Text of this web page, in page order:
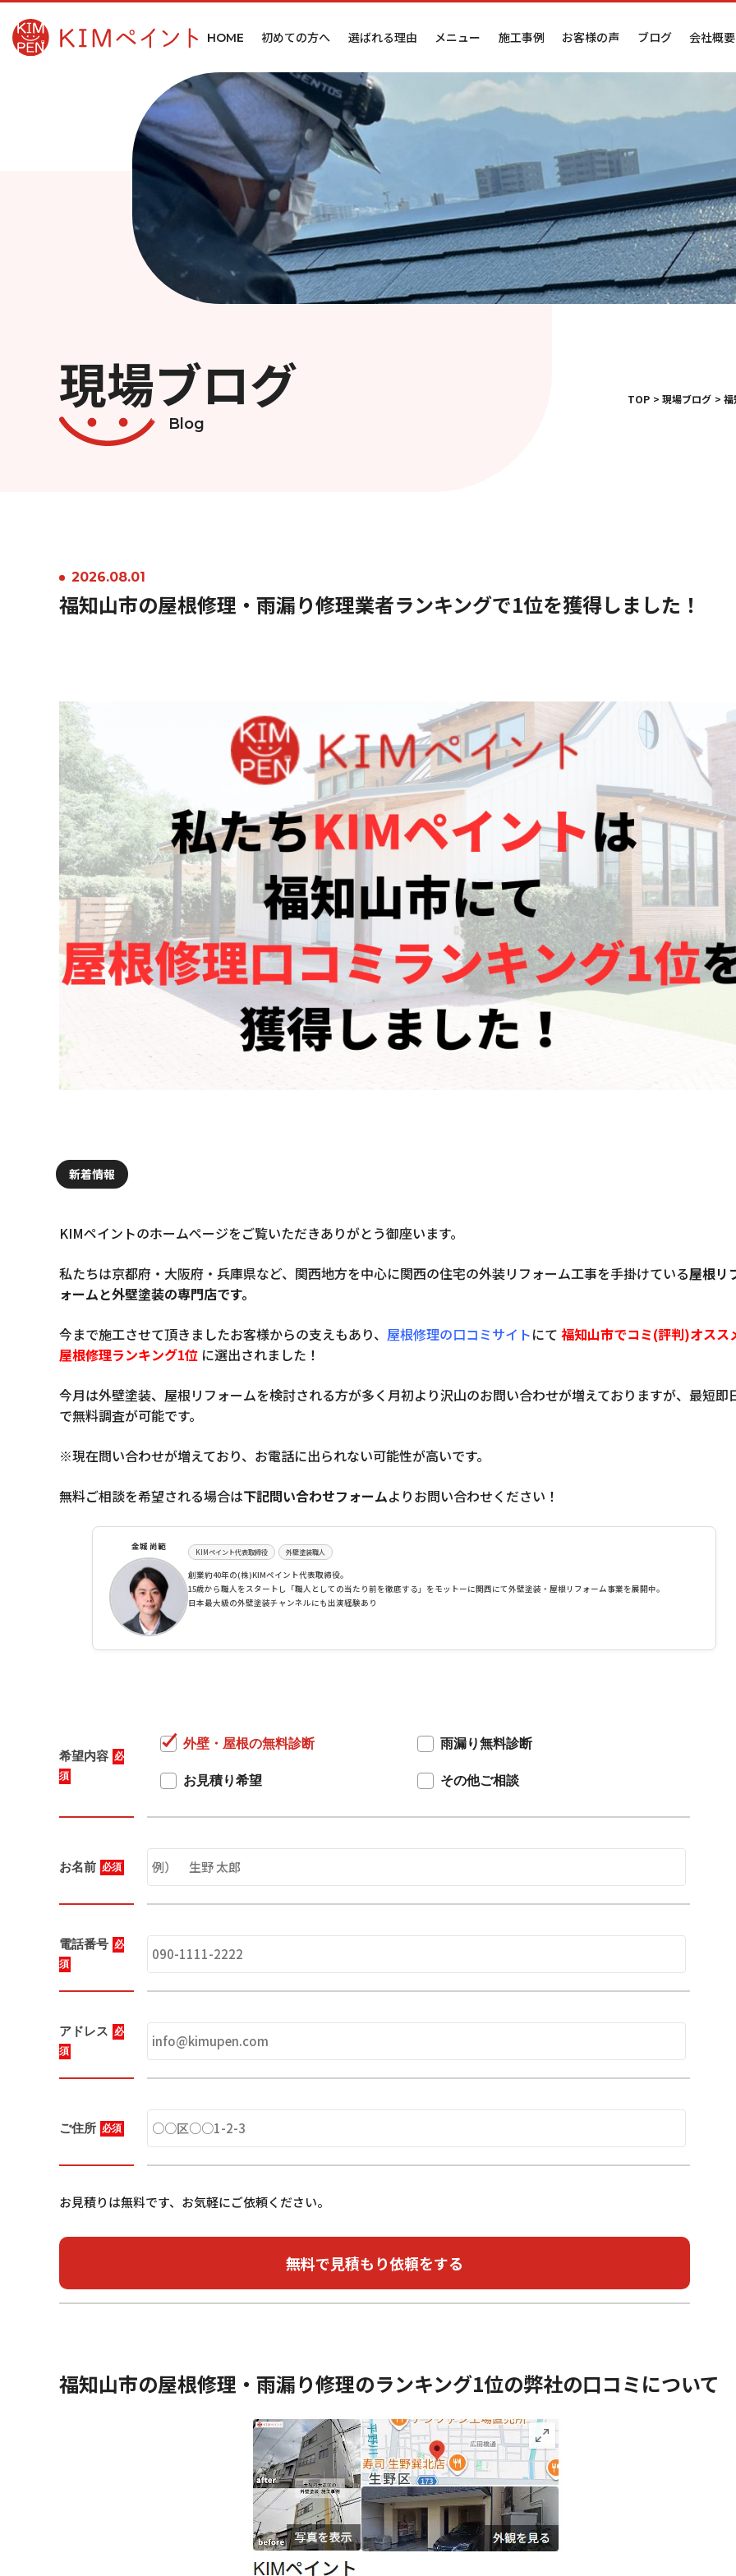
HOME 初めての方へ 選ばれる理由 メニュー 施工事例 お客様の声 ブログ 会社概要
現場ブログ
Blog
TOP 現場ブログ 福
2026.08.01
福知山市の屋根修理・雨漏り修理業者ランキングで1位を獲得しました！
新着情報
KIMペイントのホームページをご覧いただきありがとう御座います。
私たちは京都府・大阪府・兵庫県など、関西地方を中心に関西の住宅の外装リフォーム工事を手掛けている屋根リ
ォームと外壁塗装の専門店です。
今まで施工させて頂きましたお客様からの支えもあり、 屋根修理の口コミサイトにて 福知山市でコミ(評判)オスス
屋根修理ランキング1位 に選出されました！
今月は外壁塗装、屋根リフォームを検討される方が多く月初より沢山のお問い合わせが増えておりますが、最短即
で無料調査が可能です。
※現在問い合わせが増えており、お電話に出られない可能性が高いです。
無料ご相談を希望される場合は下記問い合わせフォームよりお問い合わせください！
金城 尚範 KIMペイント代表取締役 外壁塗装職人
創業約40年の(株)KIMペイント代表取締役。
15歳から職人をスタートし「職人としての当たり前を徹底する」をモットーに関西にて外壁塗装・屋根リフォーム事業を展開中。
日本最大級の外壁塗装チャンネルにも出演経験あり
希望内容 必
須
外壁・屋根の無料診断 雨漏り無料診断
お見積り希望 その他ご相談
お名前 必須
電話番号 必
須
アドレス
必
須
ご住所 必須
お見積りは無料です、お気軽にご依頼ください。
福知山市の屋根修理・雨漏り修理のランキング1位の弊社の口コミについて